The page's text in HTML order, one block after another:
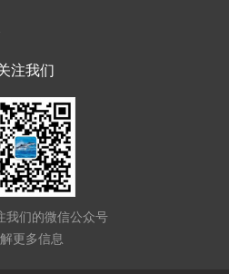
注我们
我们的微信公众号
更多信息